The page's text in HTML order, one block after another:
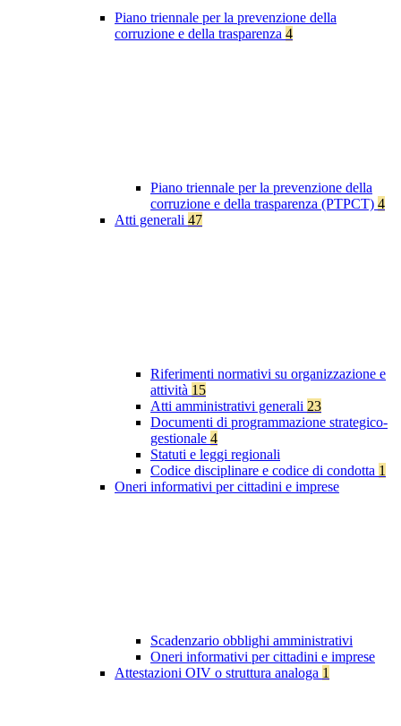
Piano triennale per la prevenzione della
corruzione e della trasparenza 4
Piano triennale per la prevenzione della
corruzione e della trasparenza (PTPCT) 4
Atti generali 47
Riferimenti normativi su organizzazione e
attività 15
Atti amministrativi generali 23
Documenti di programmazione strategico-
gestionale 4
Statuti e leggi regionali
Codice disciplinare e codice di condotta 1
Oneri informativi per cittadini e imprese
Scadenzario obblighi amministrativi
Oneri informativi per cittadini e imprese
Attestazioni OIV o struttura analoga 1